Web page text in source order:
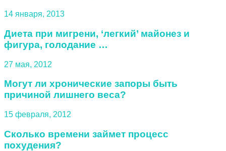
14 января, 2013
Диета при мигрени, ‘легкий’ майонез и
фигура, голодание …
27 мая, 2012
Могут ли хронические запоры быть
причиной лишнего веса?
15 февраля, 2012
Сколько времени займет процесс
похудения?